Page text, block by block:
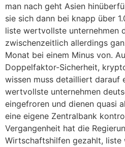
man nach geht Asien
sie sich dann bei knapp über
liste wertvollste unternehmen
zwischenzeitlich allerdings
Monat bei einem Minus von.
Doppelfaktor-Sicherheit,
wissen muss detailliert darauf
wertvollste unternehmen
eingefroren und dienen quasi
eine eigene Zentralbank
Vergangenheit hat die
Wirtschaftshilfen gezahlt,